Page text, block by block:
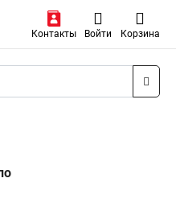
Контакты Войти Корзина